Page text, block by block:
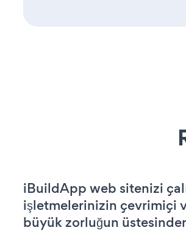
iBuildApp web sitenizi
işletmelerinizin çevrimiçi
büyük zorluğun